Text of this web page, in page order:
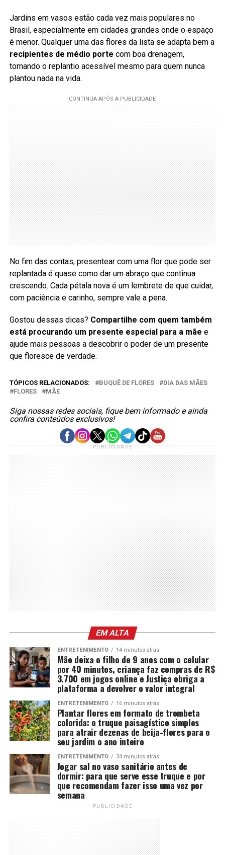
Jardins em vasos estão cada vez mais populares no
Brasil, especialmente em cidades grandes onde o espaço
é menor. Qualquer uma das flores da lista se adapta bem a
recipientes de médio porte com boa drenagem,
tornando o replantio acessível mesmo para quem nunca
plantou nada na vida.
No fim das contas, presentear com uma flor que pode ser
replantada é quase como dar um abraço que continua
crescendo. Cada pétala nova é um lembrete de que cuidar,
com paciência e carinho, sempre vale a pena.
Gostou dessas dicas? Compartilhe com quem também
está procurando um presente especial para a mãe e
ajude mais pessoas a descobrir o poder de um presente
que floresce de verdade.
TÓPICOS RELACIONADOS: BUQUÊ DE FLORES
DIA DAS MÃES
FLORES
MÃE
Siga nossas redes sociais, fique bem informado e ainda
confira conteúdos exclusivos!
PUBLICIDADE
EM ALTA
ENTRETENIMENTO 14 minutos atrás
Mãe deixa o filho de 9 anos com o celular
por 40 minutos, criança faz compras de R$
3.700 em jogos online e Justiça obriga a
plataforma a devolver o valor integral
ENTRETENIMENTO 16 minutos atrás
Plantar flores em formato de trombeta
colorida: o truque paisagístico simples
para atrair dezenas de beija-flores para o
seu jardim o ano inteiro
ENTRETENIMENTO 34 minutos atrás
Jogar sal no vaso sanitário antes de
dormir: para que serve esse truque e por
que recomendam fazer isso uma vez por
semana
PUBLICIDADE